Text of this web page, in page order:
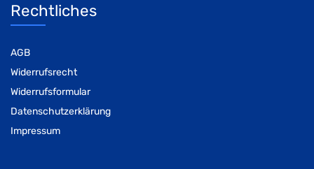
Rechtliches
AGB
Widerrufsrecht
Widerrufsformular
Datenschutzerklärung
Impressum